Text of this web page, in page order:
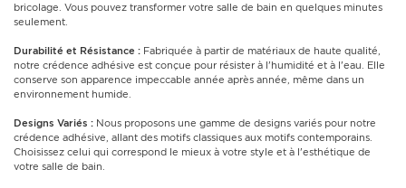
bricolage. Vous pouvez transformer votre salle de bain en quelques minutes
seulement.
Durabilité et Résistance : Fabriquée à partir de matériaux de haute qualité,
notre crédence adhésive est conçue pour résister à l'humidité et à l'eau. Elle
conserve son apparence impeccable année après année, même dans un
environnement humide.
Designs Variés : Nous proposons une gamme de designs variés pour notre
crédence adhésive, allant des motifs classiques aux motifs contemporains.
Choisissez celui qui correspond le mieux à votre style et à l'esthétique de
votre salle de bain.